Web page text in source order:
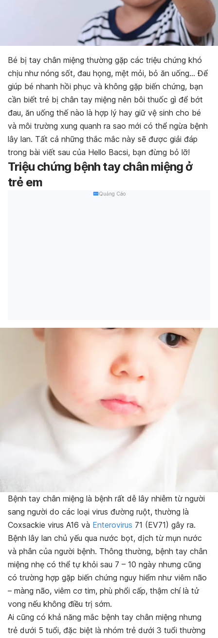
Bé bị tay chân miệng thường gặp các triệu chứng khó
chịu như nóng sốt, đau họng, mệt mỏi, bỏ ăn uống… Để
giúp bé nhanh hồi phục và không gặp biến chứng, bạn
cần biết trẻ bị chân tay miệng nên bôi thuốc gì để bớt
đau, ăn uống thế nào là hợp lý hay giữ vệ sinh cho bé
và môi trường xung quanh ra sao mới có thể ngừa bệnh
lây lan. Tất cả những thắc mắc này sẽ được giải đáp
trong bài viết sau của Hello Bacsi, bạn đừng bỏ lỡ!
Triệu chứng bệnh tay chân miệng ở
trẻ em
Quảng Cáo
Bệnh tay chân miệng là bệnh rất dễ lây nhiễm từ người
sang người do các loại virus đường ruột, thường là
Coxsackie virus A16 và Enterovirus 71 (EV71) gây ra.
Bệnh lây lan chủ yếu qua nước bọt, dịch từ mụn nước
và phân của người bệnh. Thông thường, bệnh tay chân
miệng nhẹ có thể tự khỏi sau 7 – 10 ngày nhưng cũng
có trường hợp gặp biến chứng nguy hiểm như viêm não
– màng não, viêm cơ tim, phù phổi cấp, thậm chí là tử
vong nếu không điều trị sớm.
Ai cũng có khả năng mắc bệnh tay chân miệng nhưng
trẻ dưới 5 tuổi, đặc biệt là nhóm trẻ dưới 3 tuổi thường